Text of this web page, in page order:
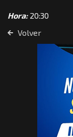
Hora:20:30
Volver